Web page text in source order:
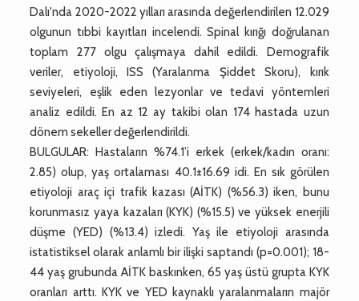
Dalı'nda 2020-2022 yılları arasında değerlendirilen 12.029
olgunun tıbbi kayıtları incelendi. Spinal kırığı doğrulanan
toplam 277 olgu çalışmaya dahil edildi. Demografik
veriler, etiyoloji, ISS (Yaralanma Şiddet Skoru), kırık
seviyeleri, eşlik eden lezyonlar ve tedavi yöntemleri
analiz edildi. En az 12 ay takibi olan 174 hastada uzun
dönem sekeller değerlendirildi.
BULGULAR: Hastaların %74.1’i erkek (erkek/kadın oranı:
2.85) olup, yaş ortalaması 40.1±16.69 idi. En sık görülen
etiyoloji araç içi trafik kazası (AİTK) (%56.3) iken, bunu
korunmasız yaya kazaları (KYK) (%15.5) ve yüksek enerjili
düşme (YED) (%13.4) izledi. Yaş ile etiyoloji arasında
istatistiksel olarak anlamlı bir ilişki saptandı (p=0.001); 18-
44 yaş grubunda AİTK baskınken, 65 yaş üstü grupta KYK
oranları arttı. KYK ve YED kaynaklı yaralanmaların majör